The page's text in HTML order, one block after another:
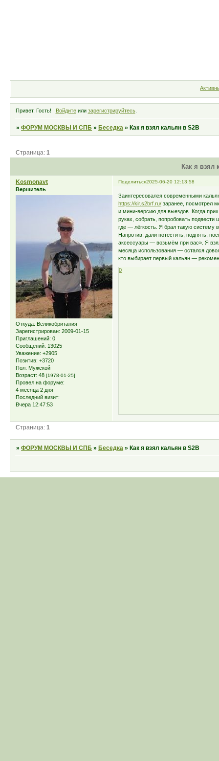
Привет, Гость! Войдитеили зарегистрируйтесь.
»ФОРУМ МОСКВЫ И СПБ »Беседка »Как я взял кальян в S2B
Как я взял
Страница:1
Поделиться2025-06-20 12:13:58
Kosmonavt
Вершитель
Откуда: Великобритания
Зарегистрирован: 2009-01-15
Приглашений: 0
Сообщений: 13025
Уважение: +2905
Позитив: +3720
Пол: Мужской
Возраст: 48 [1978-01-25]
Провел на форуме:
4 месяца 2 дня
Последний визит:
Вчера 12:47:53
Заинтересовался современными
https://kir.s2brf.ru/ заранее, посмотрел
и мини-версию для выездов. Когда
руках, собрать, попробовать
где — лёгкость. Я брал такую систему
Напротив, дали потестить, поднять,
аксессуары — возьмём при вас». Я
месяца использования — остался
кто выбирает первый кальян —
0
Страница:1
»ФОРУМ МОСКВЫ И СПБ »Беседка »Как я взял кальян в S2B